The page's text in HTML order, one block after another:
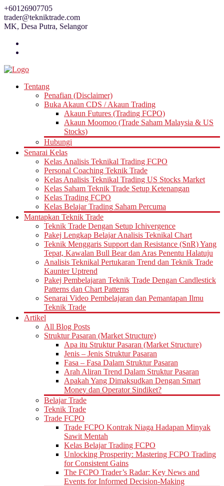
Skip
to
content
+60126907705
trader@tekniktrade.com
MK, Desa Putra, Selangor
Tentang
Penafian (Disclaimer)
Buka Akaun CDS / Akaun Trading
Akaun Futures (Trading FCPO)
Akaun Moomoo (Trade Saham Malaysia & US
Stocks)
Hubungi
Senarai Kelas
Kelas Analisis Teknikal Trading FCPO
Personal Coaching Teknik Trade
Kelas Analisis Teknikal Trading US Stocks Market
Kelas Saham Teknik Trade Setup Ketenangan
Kelas Trading FCPO
Kelas Belajar Trading Saham Percuma
Mantapkan Teknik Trade
Teknik Trade Dengan Setup Ichivergence
Pakej Lengkap Belajar Analisis Teknikal Chart
Teknik Menggaris Support dan Resistance (SnR) Yang
Tepat, Kawalan Bull Bear dan Aras Penentu Halatuju
Analisis Teknikal Pertukaran Trend dan Teknik Trade
Kaunter Uptrend
Pakej Pembelajaran Teknik Trade Dengan Candlestick
Patterns dan Chart Patterns
Senarai Video Pembelajaran dan Pemantapan Ilmu
Teknik Trade
Artikel
All Blog Posts
Struktur Pasaran (Market Structure)
Apa itu Struktur Pasaran (Market Structure)
Jenis – Jenis Struktur Pasaran
Fasa – Fasa Dalam Struktur Pasaran
Arah Aliran Trend Dalam Struktur Pasaran
Apakah Yang Dimaksudkan Dengan Smart
Money dan Operator Sindiket?
Belajar Trade
Teknik Trade
Trade FCPO
Trade FCPO Kontrak Niaga Hadapan Minyak
Sawit Mentah
Kelas Belajar Trading FCPO
Unlocking Prosperity: Mastering FCPO Trading
for Consistent Gains
The FCPO Trader’s Radar: Key News and
Events for Informed Decision-Making